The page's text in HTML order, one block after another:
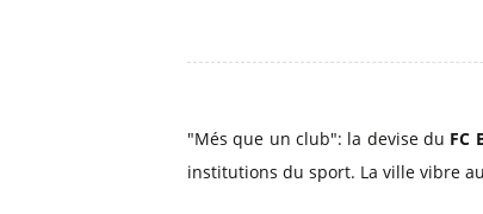
"Més que un club": la devise du FC
institutions du sport. La ville vibre